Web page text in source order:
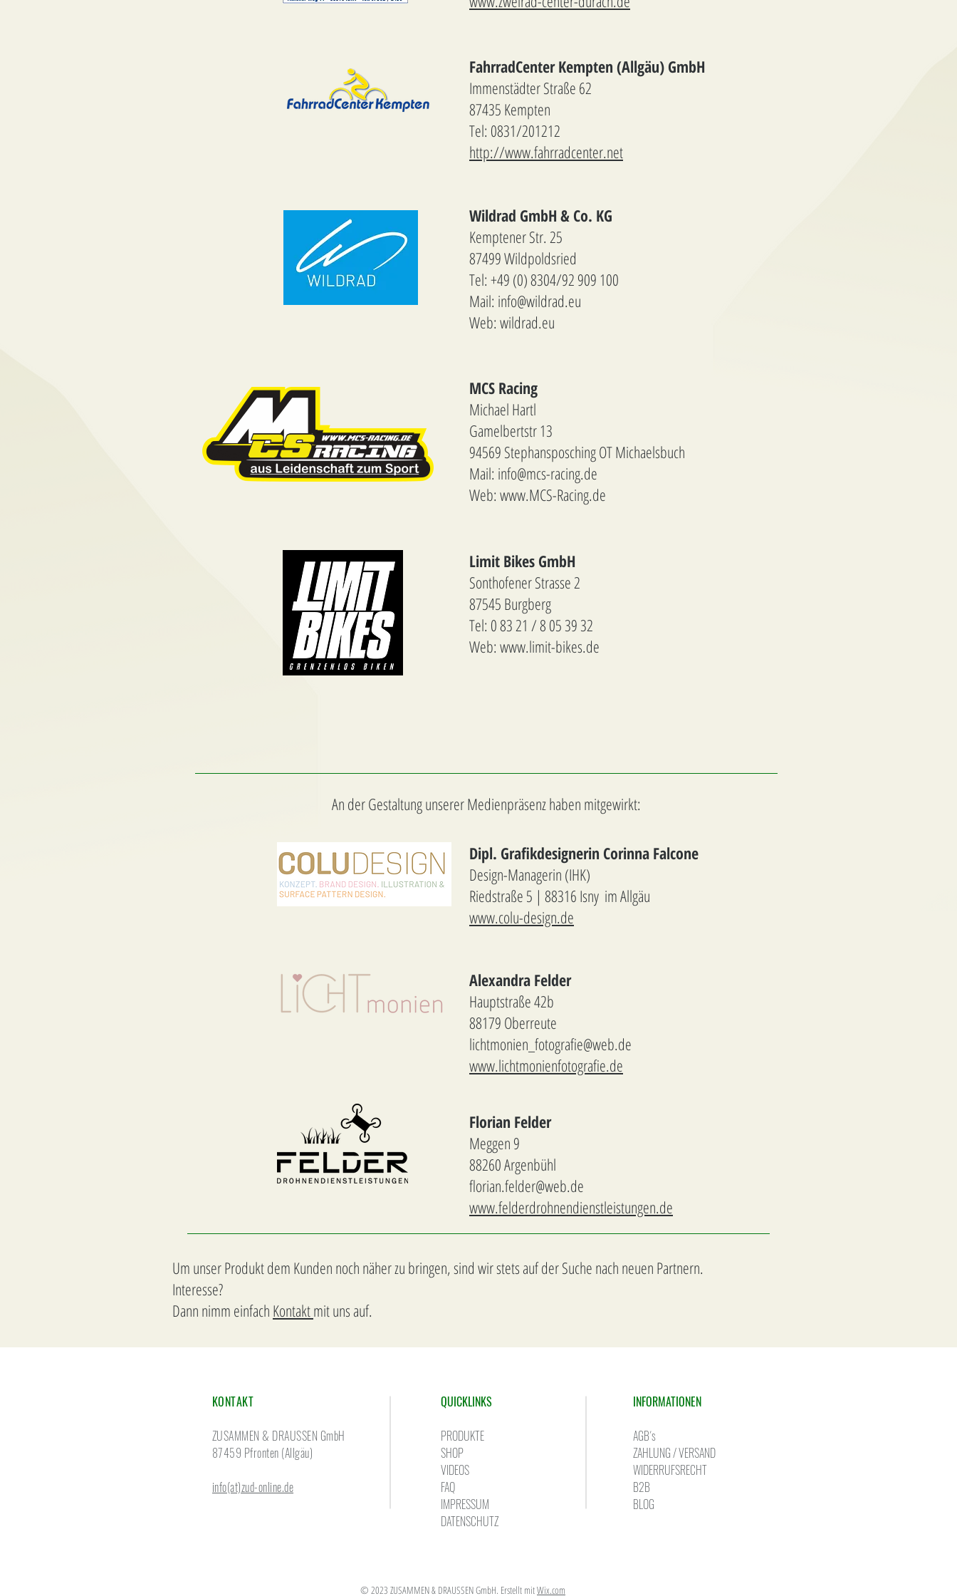
FahrradCenter Kempten (Allgäu) GmbH
Immenstädter Straße 62
87435 Kempten
Tel: 0831/201212
http://www.fahrradcenter.net
Wildrad GmbH & Co. KG
Kemptener Str. 25
87499 Wildpoldsried
Tel: +49 (0) 8304/92 909 100
Mail: info@wildrad.eu
Web: wildrad.eu
MCS Racing
Michael Hartl
Gamelbertstr 13
94569 Stephansposching OT Michaelsbuch
Mail: info@mcs-racing.de
Web: www.MCS-Racing.de
Limit Bikes GmbH
Sonthofener Strasse 2
87545 Burgberg
Tel: 0 83 21 / 8 05 39 32
Web: www.limit-bikes.de
An der Gestaltung unserer Medienpräsenz haben mitgewirkt:
Dipl. Grafikdesignerin Corinna Falcone
Design-Managerin (IHK)
Riedstraße 5 | 88316 Isny im Allgäu
www.colu-design.de
Alexandra Felder
Hauptstraße 42b
88179 Oberreute
lichtmonien_fotografie@web.de
www.lichtmonienfotografie.de
Florian Felder
Meggen 9
88260 Argenbühl
florian.felder@web.de
www.felderdrohnendienstleistungen.de
Um unser Produkt dem Kunden noch näher zu bringen, sind wir stets auf der Suche nach neuen Partnern.
Interesse?
Dann nimm einfach Kontaktmit uns auf.
KONTAKT
ZUSAMMEN & DRAUSSEN GmbH
87459 Pfronten (Allgäu)
info(at)zud-online.de
QUICKLINKS
PRODUKTE
SHOP
VIDEOS
FAQ
IMPRESSUM
DATENSCHUTZ
INFORMATIONEN
AGB´s
ZAHLUNG / VERSAND
WIDERRUFSRECHT
B2B
BLOG
© 2023 ZUSAMMEN & DRAUSSEN GmbH. Erstellt mitWix.com